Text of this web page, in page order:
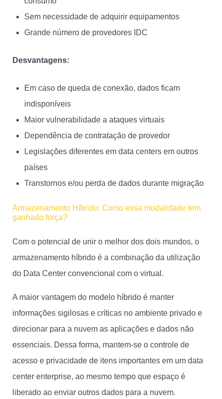
Sem necessidade de adquirir equipamentos
Grande número de provedores IDC
Desvantagens:
Em caso de queda de conexão, dados ficam
indisponíveis
Maior vulnerabilidade a ataques virtuais
Dependência de contratação de provedor
Legislações diferentes em data centers em outros
países
Transtornos e/ou perda de dados durante migração
Armazenamento Híbrido: Como essa modalidade tem
ganhado força?
Com o potencial de unir o melhor dos dois mundos, o
armazenamento híbrido é a combinação da utilização
do Data Center convencional com o virtual.
A maior vantagem do modelo híbrido é manter
informações sigilosas e críticas no ambiente privado e
direcionar para a nuvem as aplicações e dados não
essenciais. Dessa forma, mantem-se o controle de
acesso e privacidade de itens importantes em um data
center enterprise, ao mesmo tempo que espaço é
liberado ao enviar outros dados para a nuvem.